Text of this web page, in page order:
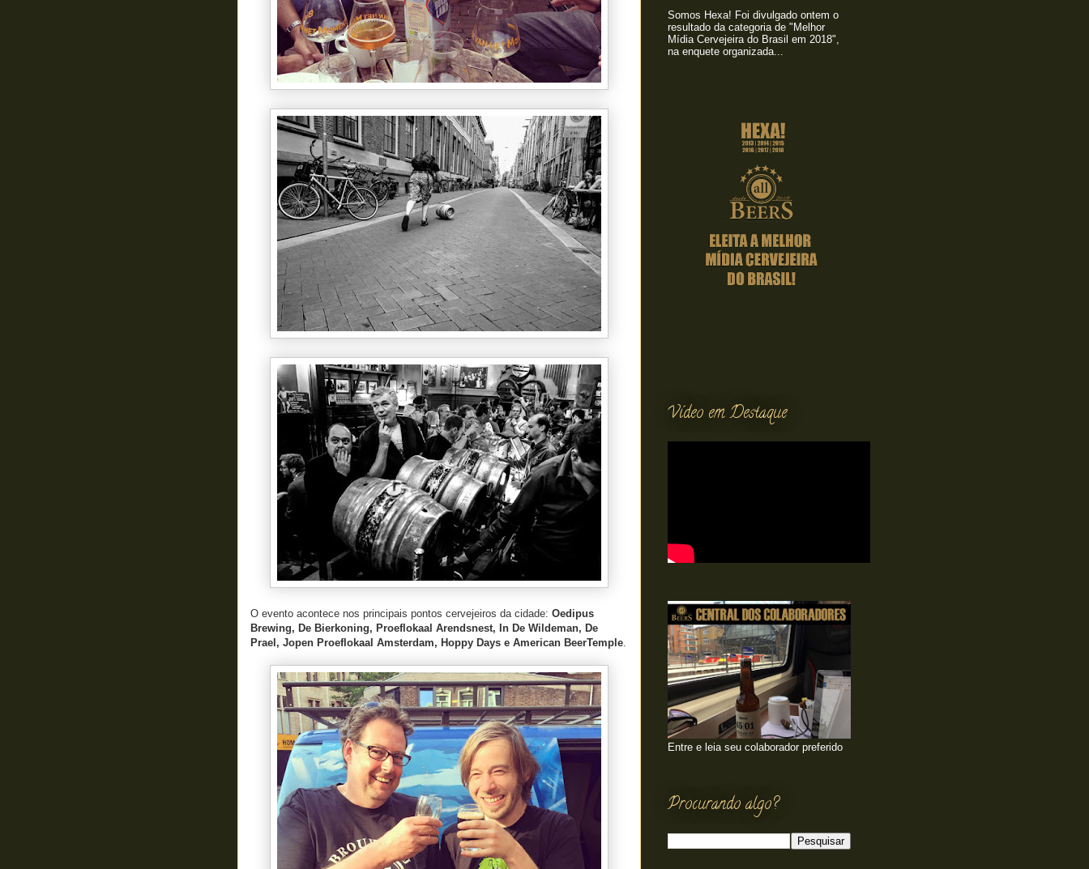
O evento acontece nos principais pontos cervejeiros da cidade: Oedipus
Brewing, De Bierkoning, Proeflokaal Arendsnest, In De Wildeman, De
Prael, Jopen Proeflokaal Amsterdam, Hoppy Days e American BeerTemple.
Somos Hexa! Foi divulgado ontem o
resultado da categoria de "Melhor
Mídia Cervejeira do Brasil em 2018",
na enquete organizada...
Vídeo em Destaque
Entre e leia seu colaborador preferido
Procurando algo?